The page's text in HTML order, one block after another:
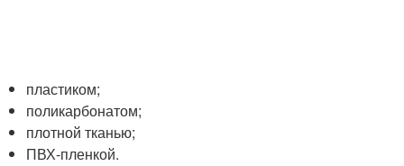
пластиком;
поликарбонатом;
плотной тканью;
ПВХ-пленкой.